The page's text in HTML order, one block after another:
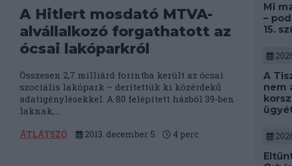
A Hitlert mosdató MTVA-
alvállalkozó forgathatott az
ócsai lakóparkról
Összesen 2,7 milliárd forintba került az ócsai
szociális lakópark – derítettük ki közérdekű
adatigénylésekkel. A 80 felépített házból 39-ben
laknak,...
ÁTLÁTSZÓ 2013. december 5. 4 perc
Mi
–
15.
A
nem